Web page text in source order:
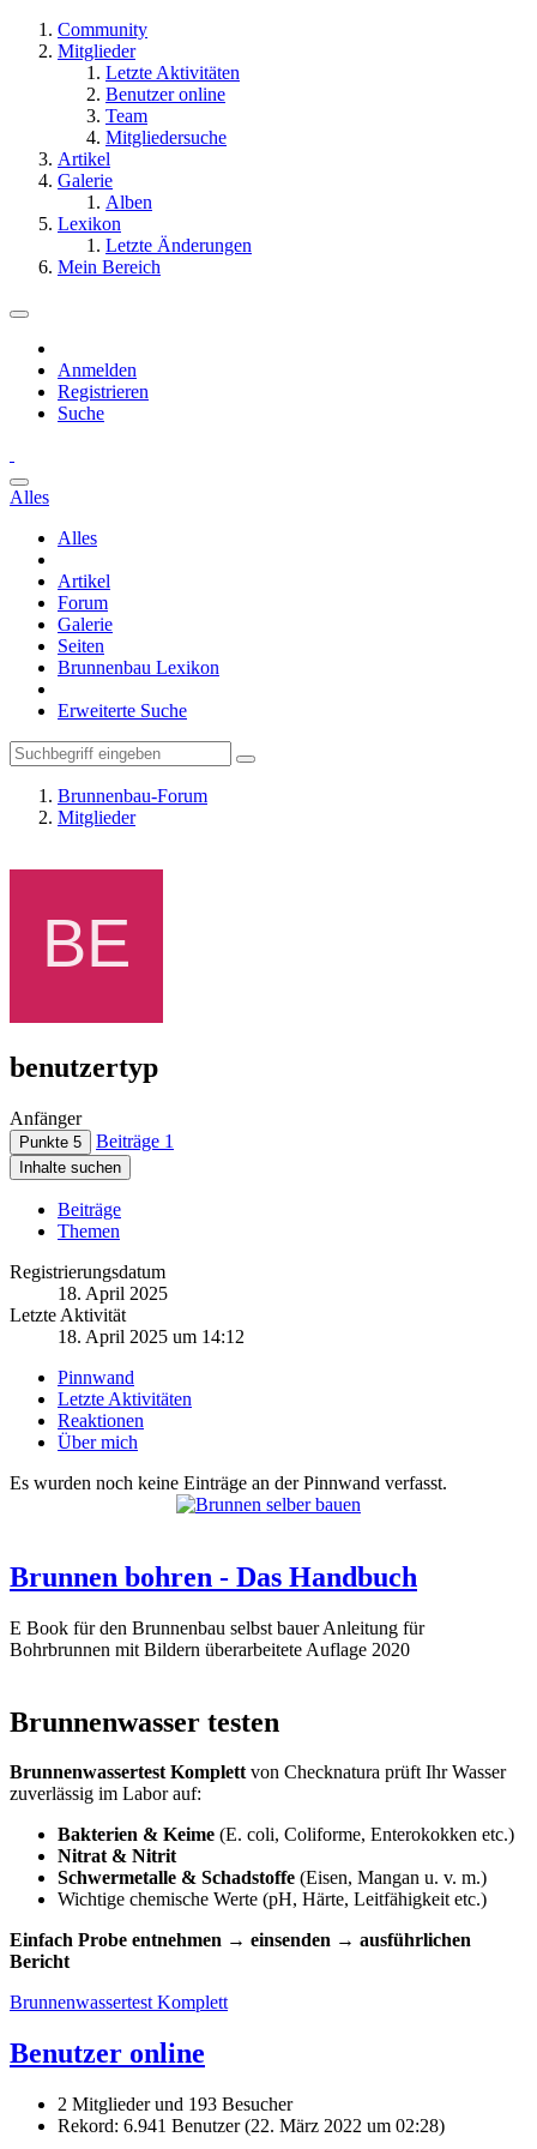
Community
Mitglieder
Letzte Aktivitäten
Benutzer online
Team
Mitgliedersuche
Artikel
Galerie
Alben
Lexikon
Letzte Änderungen
Mein Bereich
Anmelden
Registrieren
Suche
Alles
Alles
Artikel
Forum
Galerie
Seiten
Brunnenbau Lexikon
Erweiterte Suche
Brunnenbau-Forum
Mitglieder
benutzertyp
Anfänger
Punkte 5 Beiträge 1
Inhalte suchen
Beiträge
Themen
Registrierungsdatum
18. April 2025
Letzte Aktivität
18. April 2025 um 14:12
Pinnwand
Letzte Aktivitäten
Reaktionen
Über mich
Es wurden noch keine Einträge an der Pinnwand verfasst.
Brunnen bohren - Das Handbuch
E Book für den Brunnenbau selbst bauer Anleitung für
Bohrbrunnen mit Bildern überarbeitete Auflage 2020
Brunnenwasser testen
Brunnenwassertest Komplettvon Checknatura prüft Ihr Wasser
zuverlässig im Labor auf:
Bakterien & Keime (E. coli, Coliforme, Enterokokken etc.)
Nitrat & Nitrit
Schwermetalle & Schadstoffe (Eisen, Mangan u. v. m.)
Wichtige chemische Werte (pH, Härte, Leitfähigkeit etc.)
Einfach Probe entnehmen → einsenden → ausführlichen
Bericht
Brunnenwassertest Komplett
Benutzer online
2 Mitglieder und 193 Besucher
Rekord: 6.941 Benutzer (22. März 2022 um 02:28)